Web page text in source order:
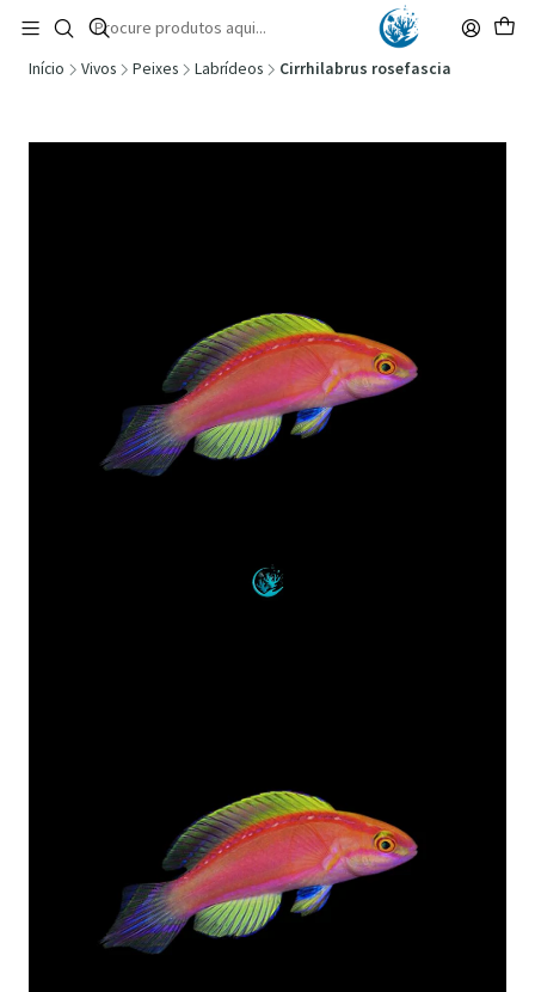
🚚 Portugal Continental: Portes Grátis desde 149,90€ (Envio extresso: 14,90€)
Ler mais
Início Vivos Peixes Labrídeos Cirrhilabrus rosefascia